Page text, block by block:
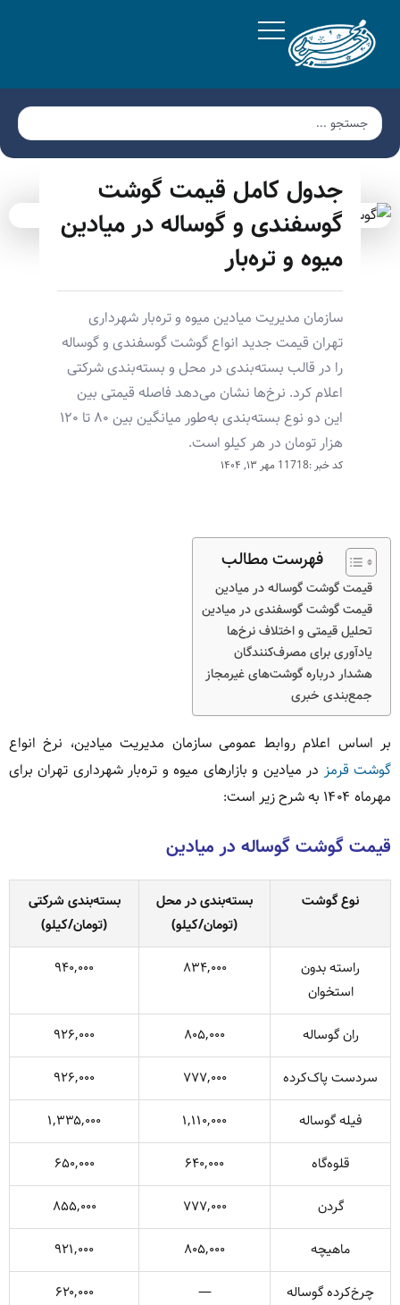
جدول کامل قیمت گوشت
گوسفندی و گوساله در میادین
میوه و تره‌بار
سازمان مدیریت میادین میوه و تره‌بار شهرداری
تهران قیمت جدید انواع گوشت گوسفندی و گوساله
را در قالب بسته‌بندی در محل و بسته‌بندی شرکتی
اعلام کرد. نرخ‌ها نشان می‌دهد فاصله قیمتی بین
این دو نوع بسته‌بندی به‌طور میانگین بین ۸۰ تا ۱۲۰
هزار تومان در هر کیلو است.
کد خبر :11718 مهر ۱۳, ۱۴۰۴
فهرست مطالب
قیمت گوشت گوساله در میادین
قیمت گوشت گوسفندی در میادین
تحلیل قیمتی و اختلاف نرخ‌ها
یادآوری برای مصرف‌کنندگان
هشدار درباره گوشت‌های غیرمجاز
جمع‌بندی خبری
بر اساس اعلام روابط عمومی سازمان مدیریت میادین، نرخ انواع
گوشت قرمز در میادین و بازارهای میوه و تره‌بار شهرداری تهران برای
مهرماه ۱۴۰۴ به شرح زیر است:
قیمت گوشت گوساله در میادین
نوع گوشت
بسته‌بندی در محل
(تومان/کیلو)
بسته‌بندی شرکتی
(تومان/کیلو)
راسته بدون
استخوان
۸۳۴,۰۰۰ ۹۴۰,۰۰۰
ران گوساله ۸۰۵,۰۰۰
۹۲۶,۰۰۰
سردست پاک‌کرده
۷۷۷,۰۰۰
۹۲۶,۰۰۰
فیله گوساله
۱,۱۱۰,۰۰۰
۱,۳۳۵,۰۰۰
قلوه‌گاه
۶۴۰,۰۰۰
۶۵۰,۰۰۰
گردن
۷۷۷,۰۰۰
۸۵۵,۰۰۰
ماهیچه
۸۰۵,۰۰۰
۹۲۱,۰۰۰
چرخ‌کرده گوساله
—
۶۲۰,۰۰۰